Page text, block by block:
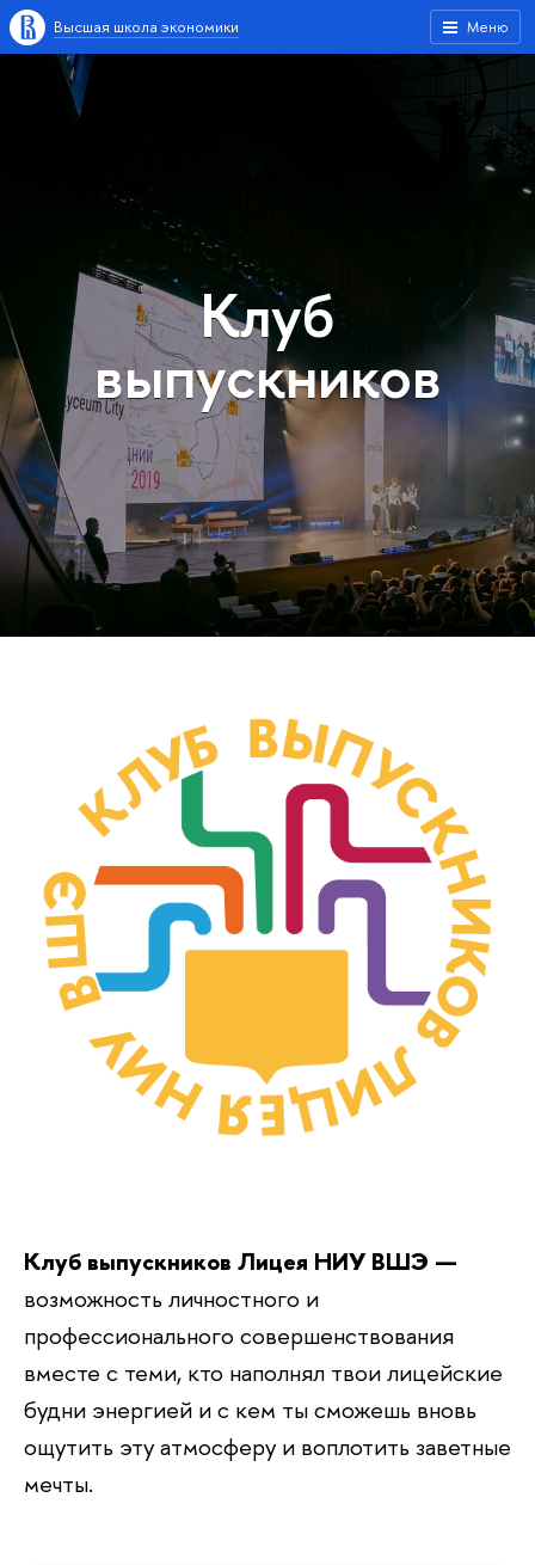
Меню
Высшая школа экономики
Клуб
выпускников
Клуб выпускников Лицея НИУ ВШЭ —
возможность личностного и
профессионального совершенствования
вместе с теми, кто наполнял твои лицейские
будни энергией и с кем ты сможешь вновь
ощутить эту атмосферу и воплотить заветные
мечты.